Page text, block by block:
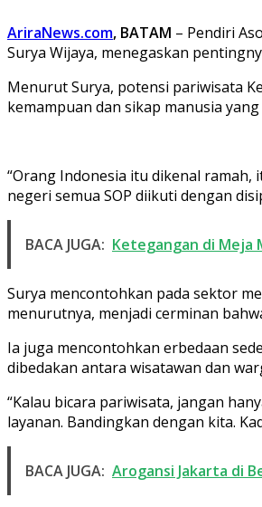
AriraNews.com, BATAM – Pendiri
Surya Wijaya, menegaskan
Menurut Surya, potensi pariwisata
kemampuan dan sikap manusia
“Orang Indonesia itu dikenal ramah,
negeri semua SOP diikuti dengan
BACA JUGA: Ketegangan di Meja
Surya mencontohkan pada sektor
menurutnya, menjadi cerminan
Ia juga mencontohkan erbedaan
dibedakan antara wisatawan dan
“Kalau bicara pariwisata, jangan
layanan. Bandingkan dengan kita.
BACA JUGA: Arogansi Jakarta di